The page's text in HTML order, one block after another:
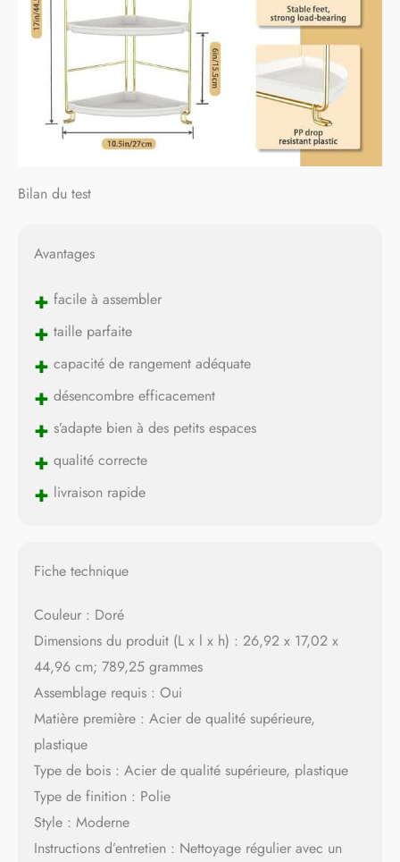
Bilan du test
Avantages
+ facile à assembler
+ taille parfaite
+ capacité de rangement adéquate
+ désencombre efficacement
+ s’adapte bien à des petits espaces
+ qualité correcte
+ livraison rapide
Fiche technique
Couleur : Doré
Dimensions du produit (L x l x h) : 26,92 x 17,02 x
44,96 cm; 789,25 grammes
Assemblage requis : Oui
Matière première : Acier de qualité supérieure,
plastique
Type de bois : Acier de qualité supérieure, plastique
Type de finition : Polie
Style : Moderne
Instructions d’entretien : Nettoyage régulier avec un